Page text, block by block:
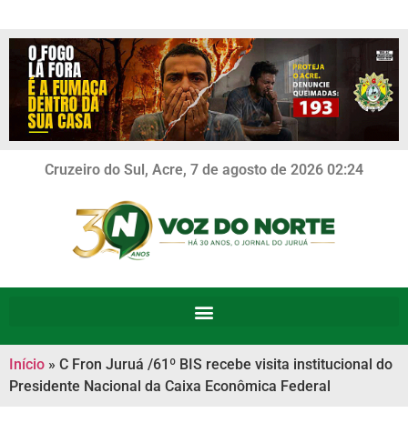
Cruzeiro do Sul, Acre, 7 de agosto de 2026 02:24
Início » C Fron Juruá /61º BIS recebe visita institucional do
Presidente Nacional da Caixa Econômica Federal